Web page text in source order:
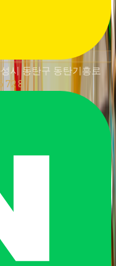
시 동탄구 동탄기흥로